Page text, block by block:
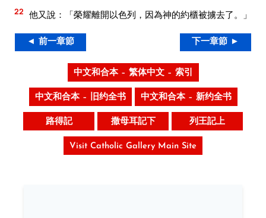
22 他又說：「榮耀離開以色列，因為神的約櫃被擄去了。」
◄ 前一章節 下一章節 ►
中文和合本 – 繁体中文 – 索引
中文和合本 – 旧约全书 中文和合本 – 新约全书
路得記 撒母耳記下 列王記上
Visit Catholic Gallery Main Site